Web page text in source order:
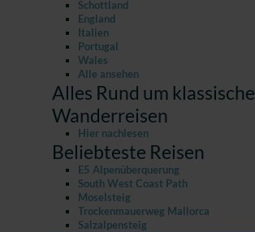
Schottland
England
Italien
Portugal
Wales
Alle ansehen
Alles Rund um klassische
Wanderreisen
Hier nachlesen
Beliebteste Reisen
E5 Alpenüberquerung
South West Coast Path
Moselsteig
Trockenmauerweg Mallorca
Salzalpensteig